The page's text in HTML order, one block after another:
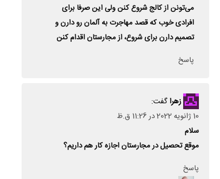
می‌تونن از کالج شروع کنن ولی‌ این صرفا برای
افرادی خوب که قصد مهاجرت به آلمان رو دارن و
تصمیم دارن برای شروع، از مجارستان اقدام کنن
پاسخ
زهرا گفت:
10 ژانویه 2022 در 11:26 ق.ظ
سلام
موقع تحصیل در مجارستان اجازه کار هم داریم؟
پاسخ